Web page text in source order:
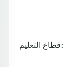
قطاع التعليم: